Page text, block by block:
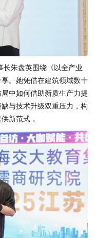
长朱盘英围绕《以全产业
。她凭借在建筑领域数十
中如何借助新质生产力提
与技术升级双重压力，构
新范式 。